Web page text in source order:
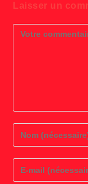
Laisser un
Comment
Enter
your
or
username
Enter
your